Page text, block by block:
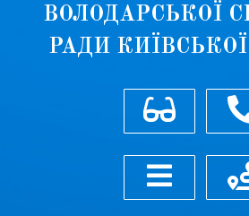
ВОЛОДАРСЬКОЇ
РАДИ